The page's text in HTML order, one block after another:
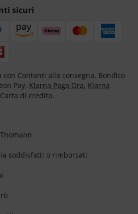
sicuri
con Contanti alla consegna, Bonifico
Pay, Klarna Paga Ora, Klarna
di credito.
soddisfatti o rimborsati